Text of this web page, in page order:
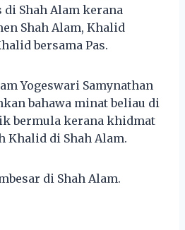
Shah Alam kerana
Shah Alam, Khalid
bersama Pas.
Yogeswari Samynathan
bahawa minat beliau di
bermula kerana khidmat
Khalid di Shah Alam.
di Shah Alam.